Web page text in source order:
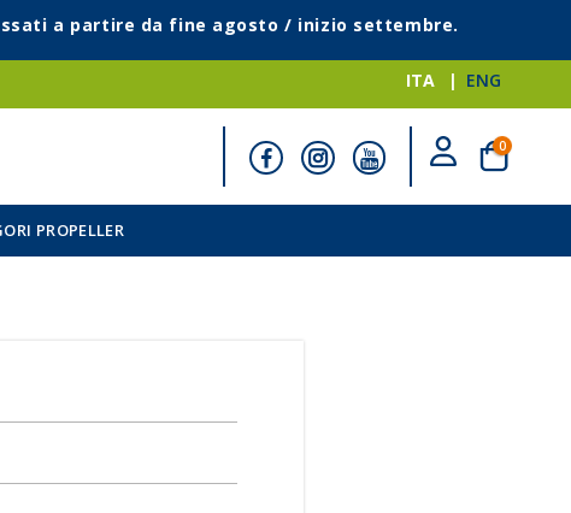
a partire da fine agosto / inizio settembre.
ITA ENG
Cart
0elementi
PROPELLER